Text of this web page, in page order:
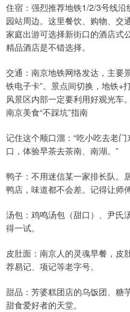
住宿：强烈推荐地铁1/2/3号线
园站周边。这里餐饮、购物、交
家庭出游可选择新街口的酒店式
精品酒店是不错选择。
交通：南京地铁网络发达，主要
铁电子卡”。景点间切换，地铁+
风景区内部一定要利用好观光车。
南京美食“不踩坑”指南
记住这个顺口溜：“吃小吃去老
口，体验早茶去茶南、南湖。”
鸭子：不用迷信某一家排长队。
鸭店，味道都不会差。记得让师
汤包：鸡鸣汤包（甜口）、尹氏
得一试。
皮肚面：南京人的灵魂早餐，皮
荐易记、项记等老字号。
甜品：芳婆糕团店的乌饭团、糖
甜食爱好者的天堂。